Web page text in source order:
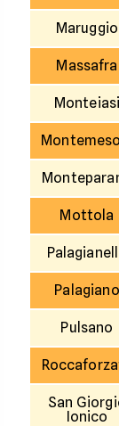
Maruggio
Massafra
Monteiasi
Mottola
Palagiano
Pulsano
San
Ionico